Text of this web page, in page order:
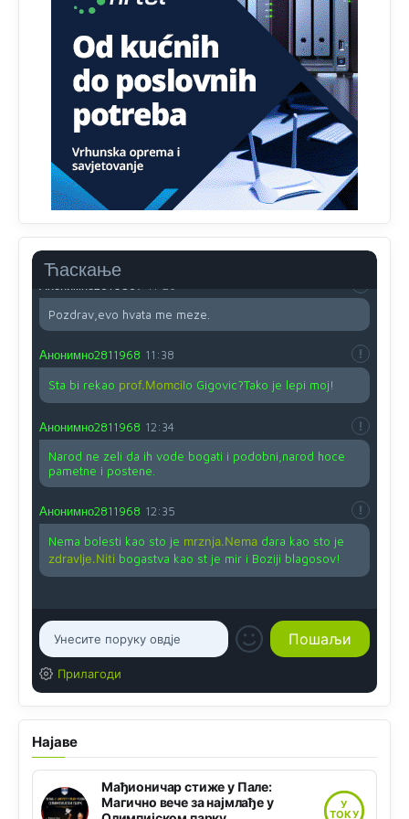
Ћаскање
Анонимно2810587
11:13
Proguglajte
Анонимно2810587
11:21
O kako su cudni lvi ljudi,uzeli bi sve da mogu...a ja srce
svima fajem,radujem se tudjoj sreci.I ko ima i ko nema
na iso ce mjesto leci!
Анонимно2810587
11:24
Pozdrav,evo hvata me meze.
Анонимно2811968 11:38
Sta bi rekao prof.Momcilo Gigovic?Tako je lepi moj!
Анонимно2811968 12:34
Narod ne zeli da ih vode bogati i podobni,narod hoce
pametne i postene.
Анонимно2811968 12:35
Nema bolesti kao sto je mrznja.Nemadara kao sto je
zdravlje.Niti bogastva kao st je mir i Boziji blagosov!
Прилагоди
Најаве
Мађионичар стиже у Пале:
Магично вече за најмлађе у
У
ТОКУ